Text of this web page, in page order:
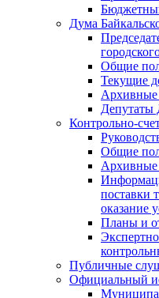
Дума
Общие
Текущие
Архивные
Депутаты
Контрольно-
Общие
Архивные
поставки
оказание
Планы и
Публичные
Официальный